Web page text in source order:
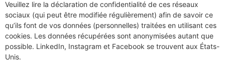
Veuillez lire la déclaration de confidentialité de ces réseaux
sociaux (qui peut être modifiée régulièrement) afin de savoir ce
qu’ils font de vos données (personnelles) traitées en utilisant ces
cookies. Les données récupérées sont anonymisées autant que
possible. LinkedIn, Instagram et Facebook se trouvent aux États-
Unis.